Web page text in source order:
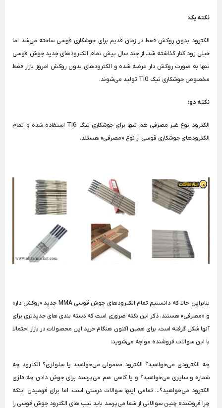
نکته یک:
الکترود بدون روکش فقط در زمان قدیم برای جوشکاری قوسی ساخته می‌شد اما
خیلی زود کنار گذاشته شد. از چند سال پیش تمام الکترودهای جدید جوش قوسی
تنها به صورت روکش دار عرضه شده و الکترودهای بدون روکش امروز بازار فقط
مخصوص جوشکاری تیگ TIG تولید می‌شوند.
نکته دو:
الکترود نوع غیر مصرفی هم تنها برای جوشکاری تیگ TIG استفاده شده و تمام
الکترودهای جوشکاری قوسی از نوع «مصرفی» هستند.
بنابراین حالا که دانستیم تمام الکترودهای جوش قوسی MMA جدید «روکش دار»
و «مصرفی» هستند، ذکر این نکته ضروری است که دسته بندی های جدیدتری برای
آنها شکل گرفته است. برای همین اکنون هنگام خرید این محصولات در بازار احتمالا
با این سوالات فروشنده مواجه می‌شوید:
چه الکترودی می‌خواهید؟ الکترود معمولی می‌خواهید یا سلولزی؟ الکترود چه
شماره و سایزی می‌خواهید؟ و یا گاهی هم می‌پرسند برای جوش دادن چه فلزی
الکترود می‌خواهید؟... تمامی اینها سوالات درستی است. اما برای فهمیدن اینکه
چرا فروشنده چنین سوالاتی از شما می‌پرسد باید تیپ های الکترود جوش قوسی را